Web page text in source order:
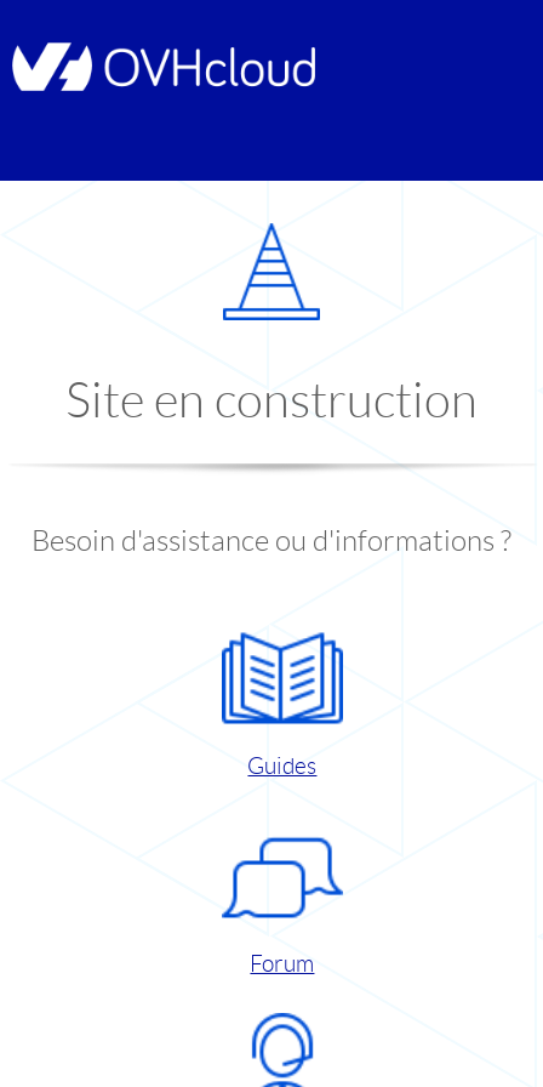
Site en construction
Besoin d'assistance ou d'informations ?
Guides
Forum